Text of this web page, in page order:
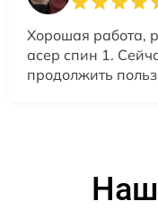
Хорошая работа,
асер спин 1.
продолжить